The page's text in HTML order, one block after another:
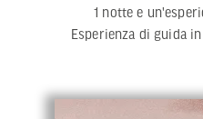
1 notte e
Esperienza di guida